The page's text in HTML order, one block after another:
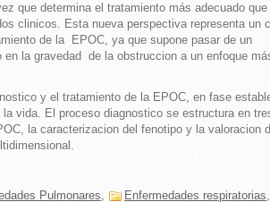
que determina el tratamiento más adecuado
clinicos. Esta nueva perspectiva representa un
de la EPOC, ya que supone pasar de un
en la gravedad de la obstruccion a un enfoque
y el tratamiento de la EPOC, en fase
vida. El proceso diagnostico se estructura en
la caracterizacion del fenotipo y la valoracion
Pulmonares, Enfermedades respiratorias,